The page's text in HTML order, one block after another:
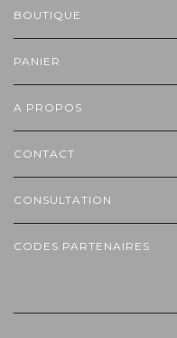
BOUTIQUE
PANIER
A PROPOS
CONTACT
CONSULTATION
CODES PARTENAIRES